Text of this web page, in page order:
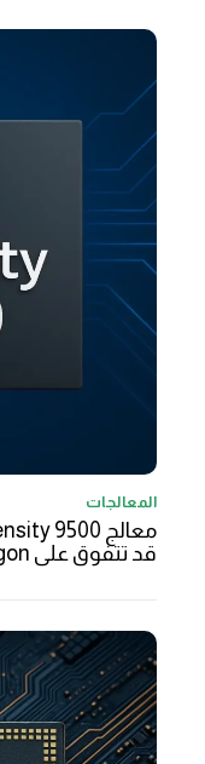
المعالجات
قد تتفوق على Snapdragon وApple